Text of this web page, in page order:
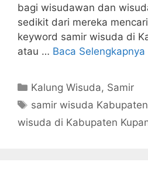
bagi wisudawan dan
sedikit dari mereka
keyword samir wisuda di
atau … Baca Selengkapnya
Kategori
Kalung Wisuda, Samir
Tag
samir wisuda
wisuda di Kabupaten